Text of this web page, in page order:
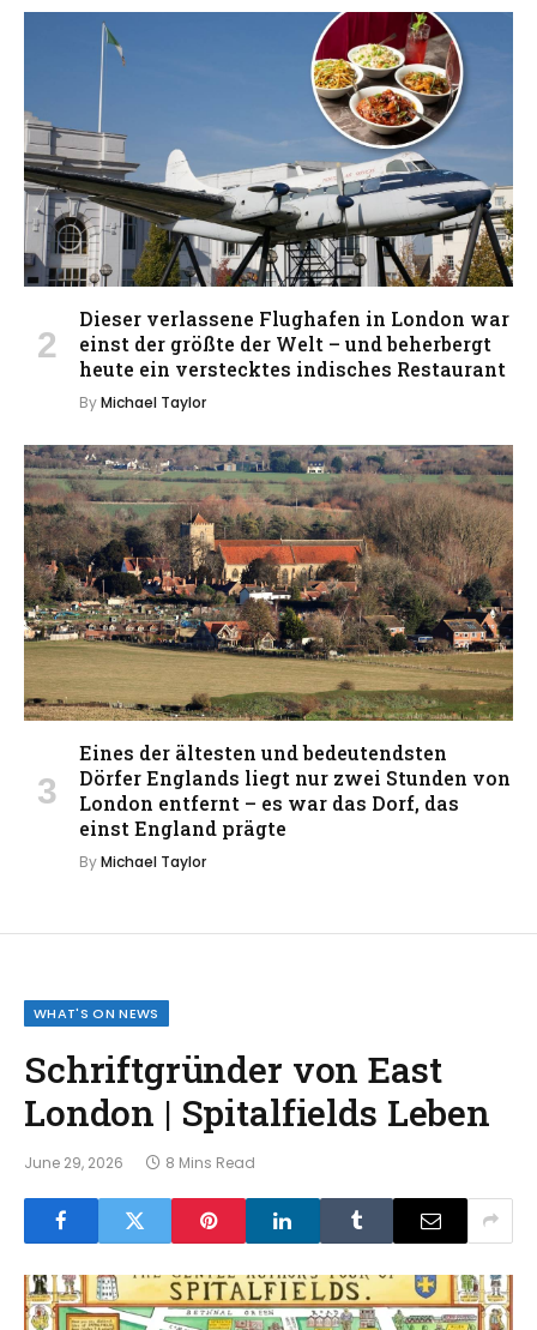
Dieser verlassene Flughafen in London war
einst der größte der Welt – und beherbergt
heute ein verstecktes indisches Restaurant
ByMichael Taylor
Eines der ältesten und bedeutendsten
Dörfer Englands liegt nur zwei Stunden von
London entfernt – es war das Dorf, das
einst England prägte
ByMichael Taylor
WHAT'S ON NEWS
Schriftgründer von East
London | Spitalfields Leben
June 29, 2026 8 Mins Read